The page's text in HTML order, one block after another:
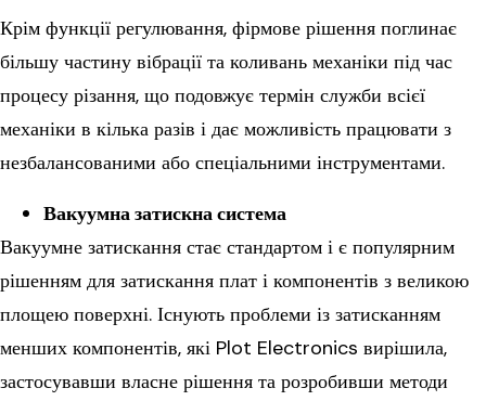
Крім функції регулювання, фірмове рішення поглинає
більшу частину вібрації та коливань механіки під час
процесу різання, що подовжує термін служби всієї
механіки в кілька разів і дає можливість працювати з
незбалансованими або спеціальними інструментами.
Вакуумна затискна система
Вакуумне затискання стає стандартом і є популярним
рішенням для затискання плат і компонентів з великою
площею поверхні. Існують проблеми із затисканням
менших компонентів, які Plot Electronics вирішила,
застосувавши власне рішення та розробивши методи